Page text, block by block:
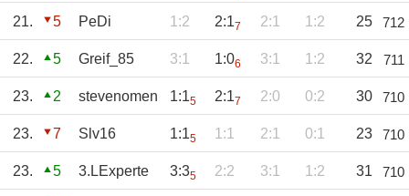
21. 5 PeDi 1:2 2:17 2:1 1:2 25 712
22. 5 Greif_85 3:1 1:06 3:1 1:2 32 711
23. 2 stevenomen 1:15 2:17 2:0 0:2 30 710
23. 7 Slv16 1:15 1:1 2:1 0:1 23 710
23. 5 3.LExperte 3:35 2:2 3:1 1:2 31 710